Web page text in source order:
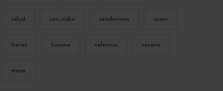
salud san isidro senderismo spain
travel turismo valencia verano
viajar